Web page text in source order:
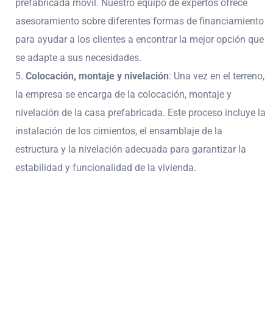
prefabricada móvil. Nuestro equipo de expertos ofrece
asesoramiento sobre diferentes formas de financiamiento
para ayudar a los clientes a encontrar la mejor opción que
se adapte a sus necesidades.
Colocación, montaje y nivelación: Una vez en el terreno,
la empresa se encarga de la colocación, montaje y
nivelación de la casa prefabricada. Este proceso incluye la
instalación de los cimientos, el ensamblaje de la
estructura y la nivelación adecuada para garantizar la
estabilidad y funcionalidad de la vivienda.